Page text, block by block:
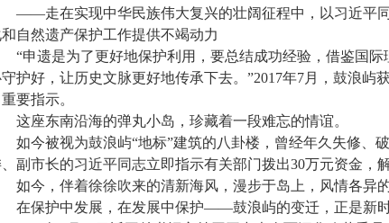
走在实现中华民族伟大复兴的壮阔征程中，以习近平同
自然遗产保护工作提供不竭动力
申遗是为了更好地保护利用，要总结成功经验，借鉴国际
护好，让历史文脉更好地传承下去。”2017年7月，鼓浪
要指示。
座东南沿海的弹丸小岛，珍藏着一段难忘的情谊。
今被视为鼓浪屿“地标”建筑的八卦楼，曾经年久失修、
副市长的习近平同志立即指示有关部门拨出30万元资金，
今，伴着徐徐吹来的清新海风，漫步于岛上，风情各异的
保护中发展，在发展中保护——鼓浪屿的变迁，正是新时